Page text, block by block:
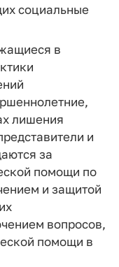
социальные
в
лишения
и
за
помощи по
и защитой
вопросов,
помощи в